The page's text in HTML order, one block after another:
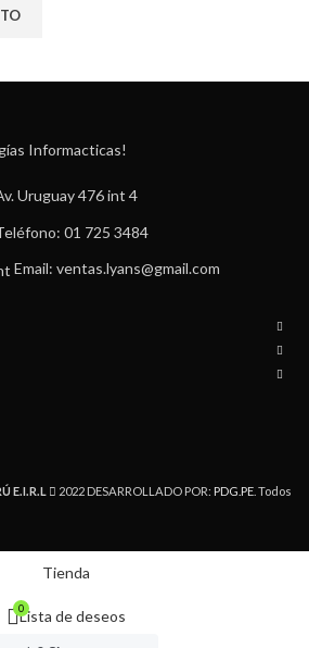
Informacticas!
Uruguay 476 int 4
01 725 3484
Email: ventas.lyans@gmail.com
E.I.R.L 2022 DESARROLLADO POR: PDG.PE . Todos
Tienda
0Lista de deseos